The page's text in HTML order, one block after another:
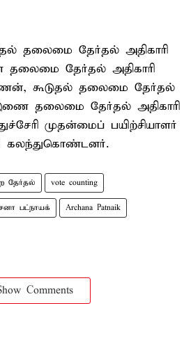
தலைமை தேர்தல் அதிகாரி
தேர்தல் அதிகாரி
கூடுதல் தலைமை தேர்தல்
இணை தலைமை தேர்தல் அதிகாரி
முதன்மைப் பயிற்சியாளர்
தேர்தல் vote counting
பட்நாயக் Archana Patnaik
Comments